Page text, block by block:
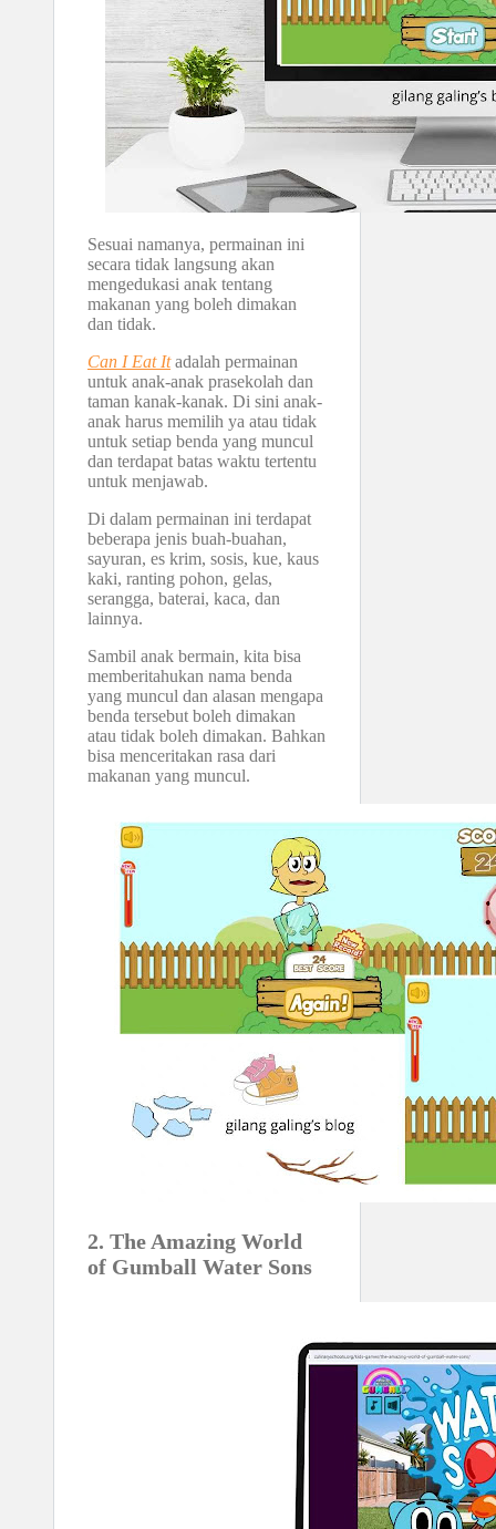
Sesuai namanya, permainan ini
secara tidak langsung akan
mengedukasi anak tentang
makanan yang boleh dimakan
dan tidak.
Can I Eat It adalah permainan
untuk anak-anak prasekolah dan
taman kanak-kanak. Di sini anak-
anak harus memilih ya atau tidak
untuk setiap benda yang muncul
dan terdapat batas waktu tertentu
untuk menjawab.
Di dalam permainan ini terdapat
beberapa jenis buah-buahan,
sayuran, es krim, sosis, kue, kaus
kaki, ranting pohon, gelas,
serangga, baterai, kaca, dan
lainnya.
Sambil anak bermain, kita bisa
memberitahukan nama benda
yang muncul dan alasan mengapa
benda tersebut boleh dimakan
atau tidak boleh dimakan. Bahkan
bisa menceritakan rasa dari
makanan yang muncul.
2. The Amazing World
of Gumball Water Sons